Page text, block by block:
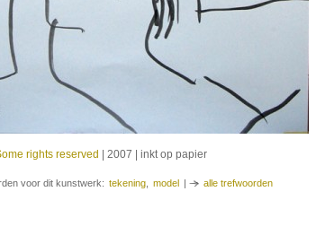
rights reserved | 2007 | inkt op papier
voor dit kunstwerk: tekening, model alle trefwoorden